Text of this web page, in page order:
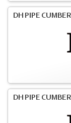
DH PIPE
DH PIPE